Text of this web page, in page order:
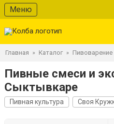
Меню
Главная » Каталог » Пивоварение
Пивные смеси и
Сыктывкаре
Пивная культура Своя